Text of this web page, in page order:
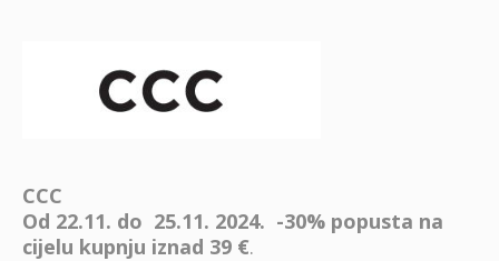
CCC
Od 22.11. do 25.11. 2024. -30% popusta na
cijelu kupnju iznad 39 €.